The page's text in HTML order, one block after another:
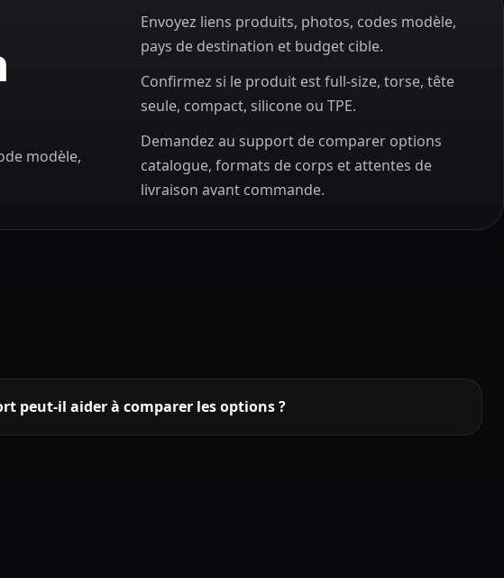
modèle,
Envoyez liens produits, photos, codes modèle,
pays de destination et budget cible.
Confirmez si le produit est full-size, torse, tête
seule, compact, silicone ou TPE.
Demandez au support de comparer options
catalogue, formats de corps et attentes de
livraison avant commande.
peut-il aider à comparer les options ?